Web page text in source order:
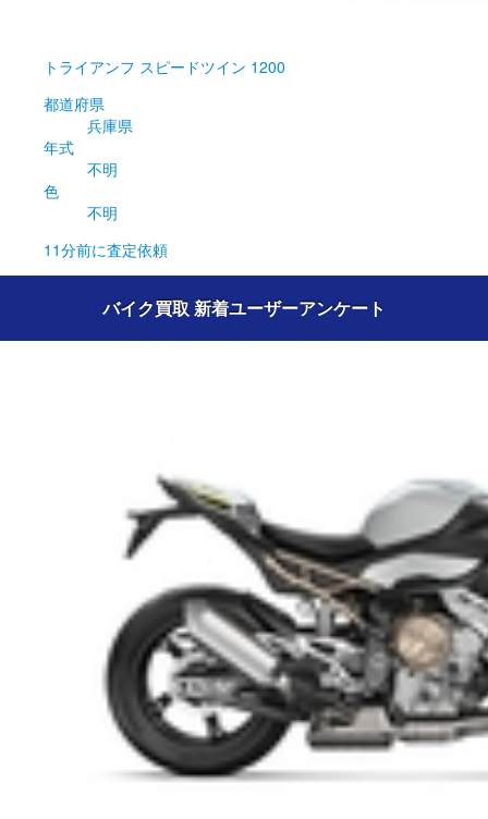
トライアンフ スピードツイン 1200
都道府県
兵庫県
年式
不明
色
不明
11分前に査定依頼
バイク買取 新着ユーザーアンケート